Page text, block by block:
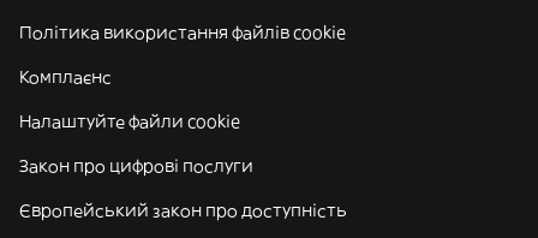
Політика використання файлів cookie
Комплаєнс
Налаштуйте файли cookie
Закон про цифрові послуги
Європейський закон про доступність